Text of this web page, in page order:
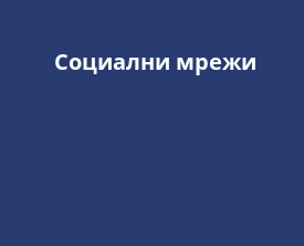
Социални мрежи